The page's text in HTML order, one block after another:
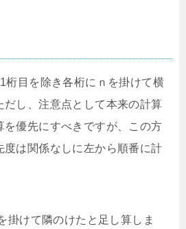
桁目を除き各桁にｎを掛けて横
だし、注意点として本来の計算
を優先にすべきですが、この方
度は関係なしに左から順番に計
掛けて隣のけたと足し算しま